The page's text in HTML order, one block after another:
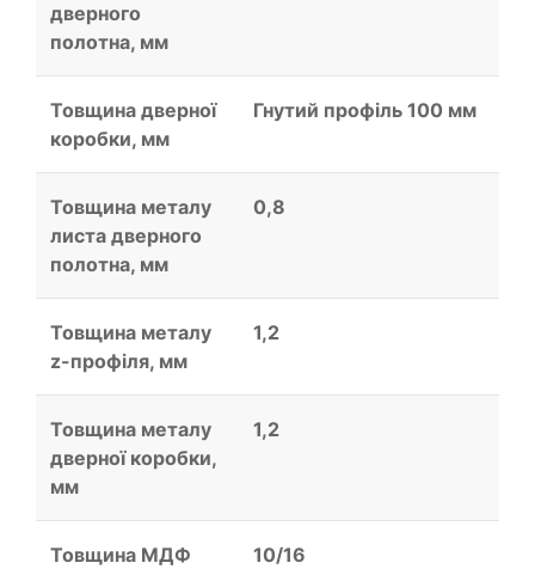
дверного
полотна, мм
Товщина дверної
коробки, мм
Гнутий профіль 100 мм
Товщина металу
листа дверного
полотна, мм
0,8
Товщина металу
z-профіля, мм
1,2
Товщина металу
дверної коробки,
мм
1,2
Товщина МДФ
10/16